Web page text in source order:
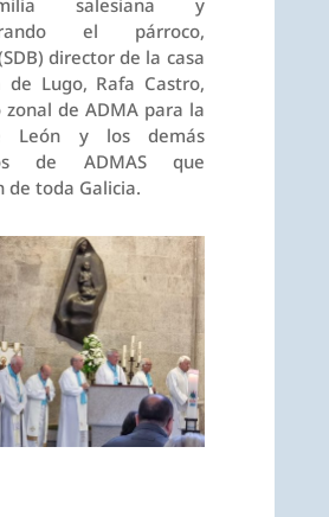
el párroco,
director de la casa
de Lugo, Rafa Castro,
zonal de ADMA para la
León y los demás
de ADMAS que
de toda Galicia.